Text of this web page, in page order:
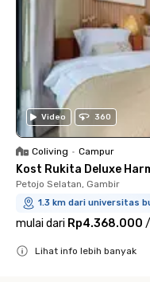
Video 360
Coliving • Campur
Kost Rukita Deluxe
Petojo Selatan, Gambir
1.3 km dari universitas
mulai dari Rp4.368.000 /
Lihat info lebih banyak